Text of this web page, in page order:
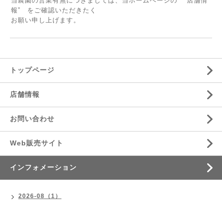
報” をご確認いただきたく
お願い申し上げます。
トップページ
店舗情報
お問い合わせ
Web販売サイト
インフォメーション
2026-08（1）